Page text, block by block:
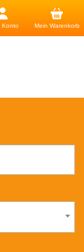
Konto Mein Warenkorb